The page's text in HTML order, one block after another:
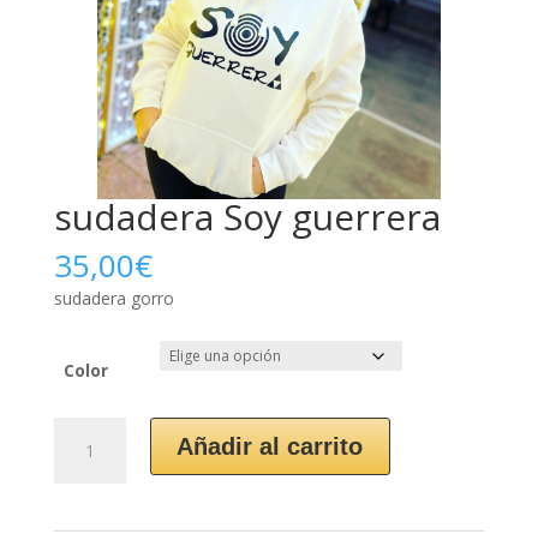
sudadera Soy guerrera
35,00€
sudadera gorro
Color
Añadir al carrito